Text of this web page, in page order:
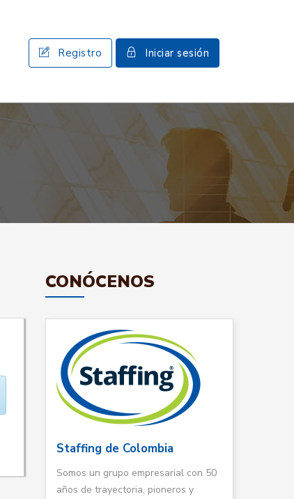
Registro Iniciar sesión
CONÓCENOS
Staffing de Colombia
Somos un grupo empresarial con 50
años de trayectoria, pioneros y